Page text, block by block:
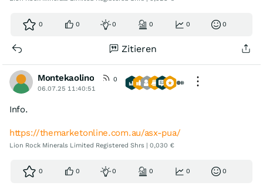
0 0 0 0 0 0
Zitieren
Montekaolino
0
06.07.25 11:40:51
Info.
https://themarketonline.com.au/asx-pua/
Lion Rock Minerals Limited Registered Shrs | 0,030 €
0 0 0 0 0 0